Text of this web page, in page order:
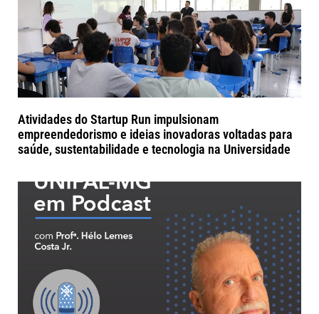
Atividades do Startup Run impulsionam
empreendedorismo e ideias inovadoras voltadas para
saúde, sustentabilidade e tecnologia na Universidade